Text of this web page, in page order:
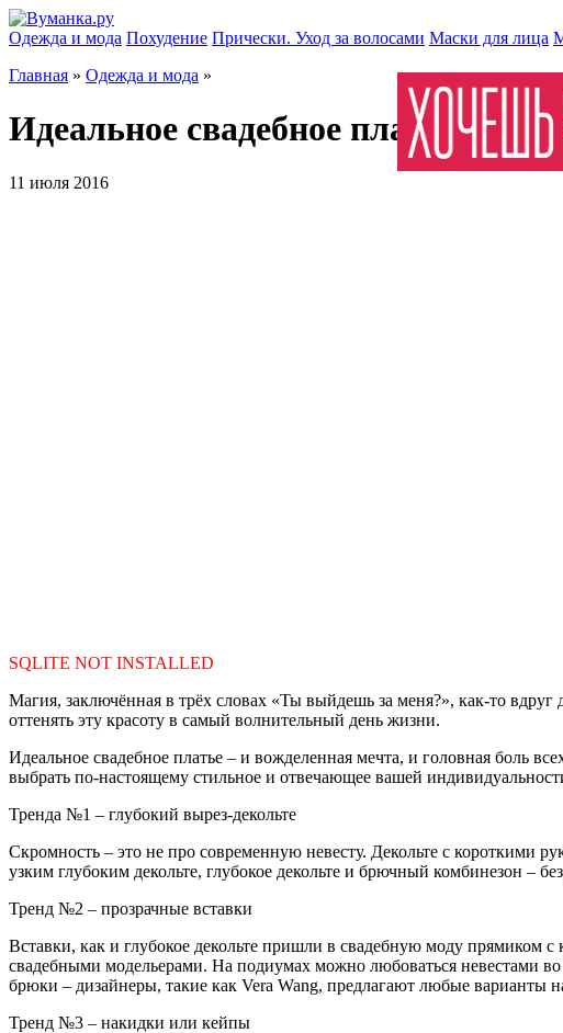
Одежда и мода Похудение Прически. Уход за волосами Маски для лица
Главная » Одежда и мода »
Идеальное свадебное платье. 10
11 июля 2016
SQLITE NOT INSTALLED
Магия, заключённая в трёх словах «Ты выйдешь за меня?», как-то
оттенять эту красоту в самый волнительный день жизни.
Идеальное свадебное платье – и вожделенная мечта, и головная боль
выбрать по-настоящему стильное и отвечающее вашей
Тренда №1 – глубокий вырез-декольте
Скромность – это не про современную невесту. Декольте с короткими
узким глубоким декольте, глубокое декольте и брючный комбинезон –
Тренд №2 – прозрачные вставки
Вставки, как и глубокое декольте пришли в свадебную моду прямиком
свадебными модельерами. На подиумах можно любоваться невестами
брюки – дизайнеры, такие как Vera Wang, предлагают любые варианты
Тренд №3 – накидки или кейпы